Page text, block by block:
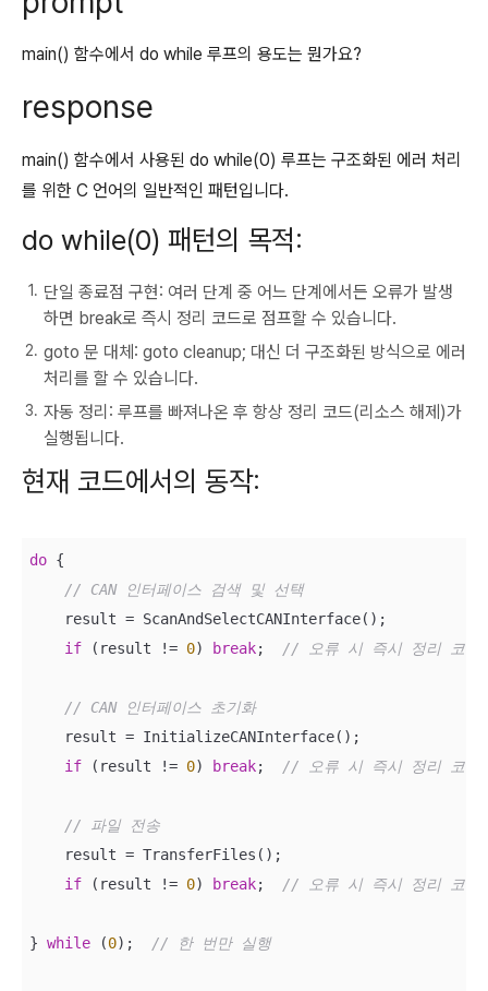
main() 함수에서 do while 루프의 용도는 뭔가요?
response
main() 함수에서 사용된 do while(0) 루프는 구조화된 에러 처리
를 위한 C 언어의 일반적인 패턴입니다.
do while(0) 패턴의 목적:
단일 종료점 구현: 여러 단계 중 어느 단계에서든 오류가 발생
하면 break로 즉시 정리 코드로 점프할 수 있습니다.
goto 문 대체: goto cleanup; 대신 더 구조화된 방식으로 에러
처리를 할 수 있습니다.
자동 정리: 루프를 빠져나온 후 항상 정리 코드(리소스 해제)가
실행됩니다.
현재 코드에서의 동작:
do {
// CAN 인터페이스 검색 및 선택
    result = ScanAndSelectCANInterface();
if (result != 0) break; // 오류 시 즉시 정리 코드
// CAN 인터페이스 초기화
    result = InitializeCANInterface();
if (result != 0) break; // 오류 시 즉시 정리 코드
// 파일 전송
    result = TransferFiles();
if (result != 0) break; // 오류 시 즉시 정리 코드
} while (0); // 한 번만 실행